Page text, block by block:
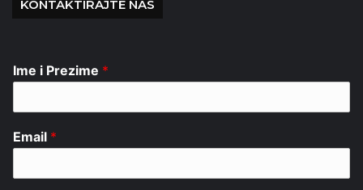
KONTAKTIRAJTE NAS
Ime i Prezime *
Email *